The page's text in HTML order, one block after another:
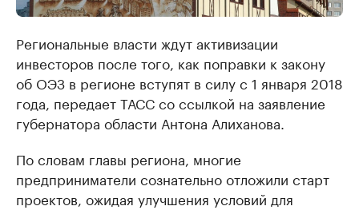
Региональные власти ждут активизации
инвесторов после того, как поправки к закону
об ОЭЗ в регионе вступят в силу с 1 января 2018
года, передает ТАСС со ссылкой на заявление
губернатора области Антона Алиханова.
По словам главы региона, многие
предприниматели сознательно отложили старт
проектов, ожидая улучшения условий для